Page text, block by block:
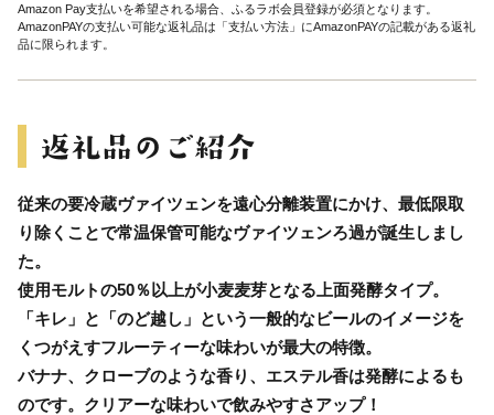
Amazon Pay支払いを希望される場合、ふるラボ会員登録が必須となります。
AmazonPAYの支払い可能な返礼品は「支払い方法」にAmazonPAYの記載がある返礼
品に限られます。
従来の要冷蔵ヴァイツェンを遠心分離装置にかけ、最低限取
り除くことで常温保管可能なヴァイツェンろ過が誕生しまし
た。
使用モルトの50％以上が小麦麦芽となる上面発酵タイプ。
「キレ」と「のど越し」という一般的なビールのイメージを
くつがえすフルーティーな味わいが最大の特徴。
バナナ、クローブのような香り、エステル香は発酵によるも
のです。クリアーな味わいで飲みやすさアップ！